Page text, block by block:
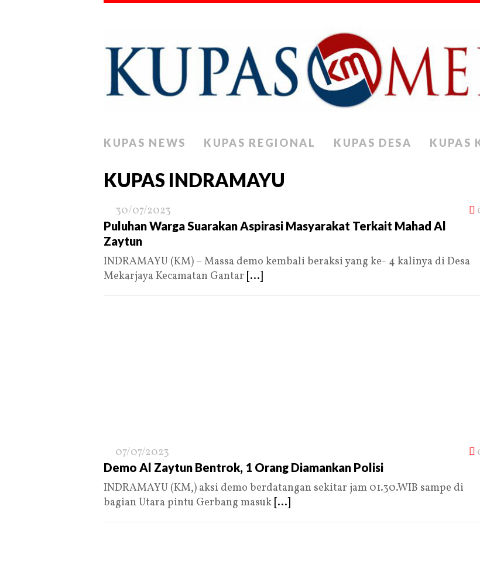
KUPAS NEWS KUPAS REGIONAL KUPAS DESA KUPAS
KUPAS INDRAMAYU
30/07/2023
Puluhan Warga Suarakan Aspirasi Masyarakat Terkait Mahad Al
Zaytun
INDRAMAYU (KM) – Massa demo kembali beraksi yang ke- 4 kalinya di Desa
Mekarjaya Kecamatan Gantar [...]
07/07/2023
Demo Al Zaytun Bentrok, 1 Orang Diamankan Polisi
INDRAMAYU (KM,) aksi demo berdatangan sekitar jam 01.30.WIB sampe di
bagian Utara pintu Gerbang masuk [...]